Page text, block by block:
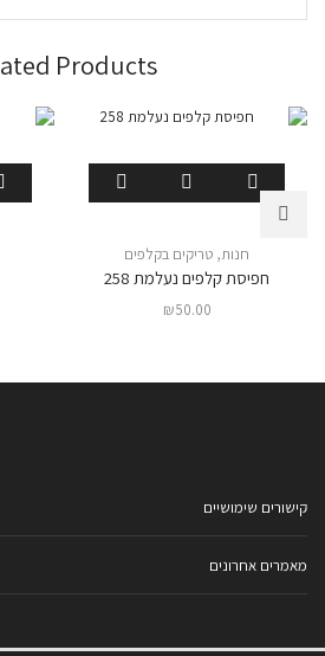
Products
חנות, טריקים בקלפים
חפיסת קלפים נעלמת 258
₪50.00
קישורים שימושיים
מאמרים אחרונים